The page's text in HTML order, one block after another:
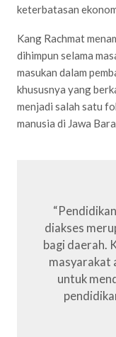
keterbatasan
Kang Rachmat
dihimpun selama
masukan dalam
khususnya yang
menjadi salah satu
manusia di Jawa
diakses
bagi daerah.
masyarakat
untuk